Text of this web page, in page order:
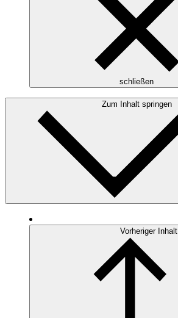
schließen
Zum Inhalt springen
Vorheriger Inhalt